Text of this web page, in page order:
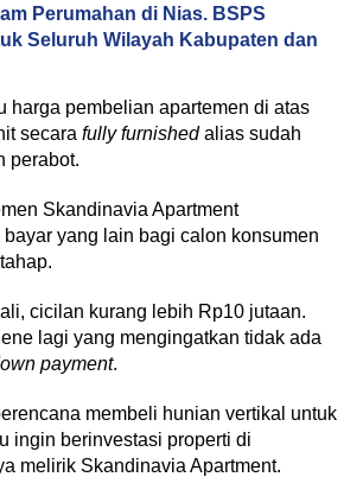
Perumahan di Nias. BSPS
Seluruh Wilayah Kabupaten dan
harga pembelian apartemen di atas
secara fully furnishedalias sudah
perabot.
Skandinavia Apartment
yang lain bagi calon konsumen
cicilan kurang lebih Rp10 jutaan.
lagi yang mengingatkan tidak ada
payment.
membeli hunian vertikal untuk
ingin berinvestasi properti di
melirik Skandinavia Apartment.